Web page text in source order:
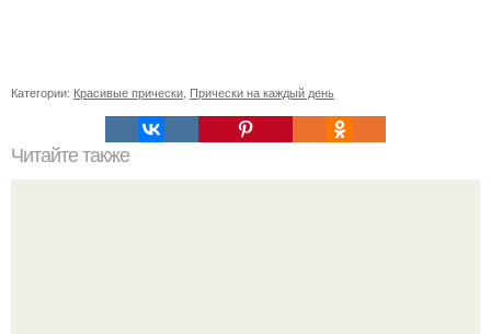
Категории: Красивые прически Прически на каждый день
Читайте также